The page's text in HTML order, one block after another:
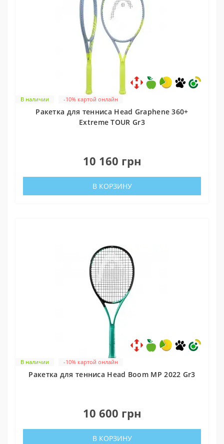
В наличии -10% картой онлайн
Ракетка для тенниса Head Graphene 360+
Extreme TOUR Gr3
10 160 грн
В КОРЗИНУ
В наличии -10% картой онлайн
Ракетка для тенниса Head Boom MP 2022 Gr3
10 600 грн
В КОРЗИНУ